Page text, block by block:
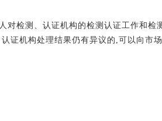
对检测、认证机构的检测认证工作和
证机构处理结果仍有异议的,可以向市